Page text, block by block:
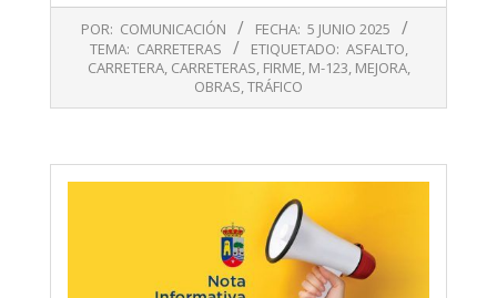
POR: COMUNICACIÓN FECHA: 5 JUNIO 2025
TEMA: CARRETERAS ETIQUETADO: ASFALTO,
CARRETERA, CARRETERAS, FIRME, M-123, MEJORA,
OBRAS,TRÁFICO